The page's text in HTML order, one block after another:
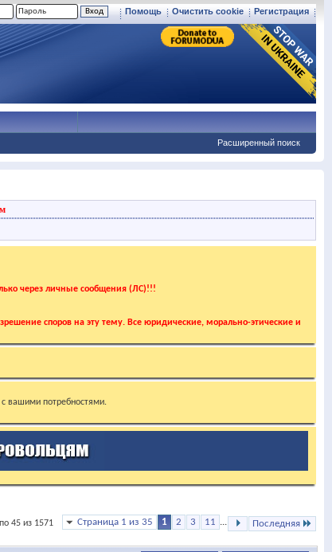
Регистрация
Очистить cookie
Помощь
Расширенный поиск
через личные сообщения (ЛС)!!!
споров на эту тему. Все юридические, морально-этические и
с вашими потребностями.
Страница 1 из 35 1 2 3 11 ... Последняя
45 из 1571